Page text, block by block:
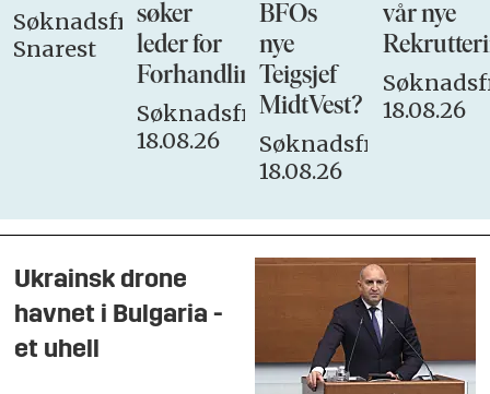
Søknadsfrist:
Snarest
søker
leder for
Forhandlingsutvalget
Søknadsfrist:
18.08.26
BFOs
nye
Teigsjef
MidtVest?
Søknadsfrist:
18.08.26
vår nye
18.08.26
Ukrainsk drone
havnet i Bulgaria -
et uhell